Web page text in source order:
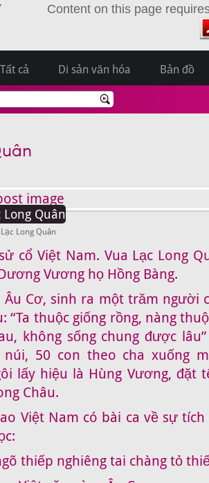
Content on this page
Tất cả Di sản văn hóa Bản đồ
Long Quân
Lạc Long Quân
cổ Việt Nam. Vua Lạc Long
Vương họ Hồng Bàng.
Cơ, sinh ra một trăm người
“Ta thuộc giống rồng, nàng
không sống chung được
50 con theo cha xuống
lấy hiệu là Hùng Vương, đặt
Châu.
Việt Nam có bài ca về sự tích
thiếp nghiêng tai chàng tỏ